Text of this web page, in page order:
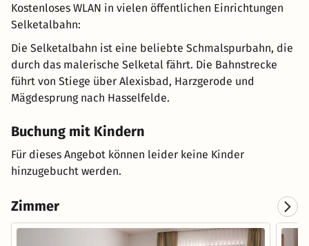
Kostenloses WLAN in vielen öffentlichen Einrichtungen
Selketalbahn:
Die Selketalbahn ist eine beliebte Schmalspurbahn, die
durch das malerische Selketal fährt. Die Bahnstrecke
führt von Stiege über Alexisbad, Harzgerode und
Mägdesprung nach Hasselfelde.
Buchung mit Kindern
Für dieses Angebot können leider keine Kinder
hinzugebucht werden.
Zimmer